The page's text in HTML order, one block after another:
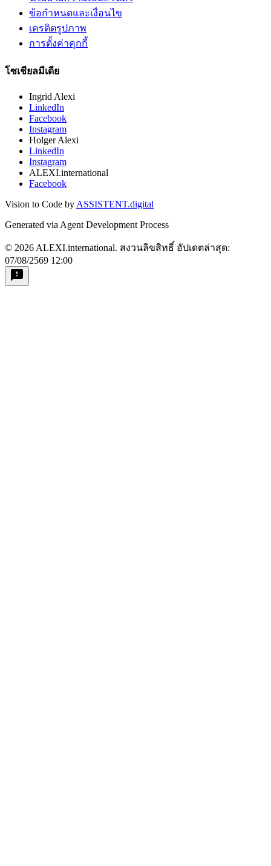
ข้อกำหนดและเงื่อนไข
เครดิตรูปภาพ
การตั้งค่าคุกกี้
โซเชียลมีเดีย
Ingrid Alexi
LinkedIn
Facebook
Instagram
Holger Alexi
LinkedIn
Instagram
ALEXI.international
Facebook
Vision to Code by ASSISTENT.digital
Generated via Agent Development Process
© 2026 ALEXI.international. สงวนลิขสิทธิ์ อัปเดตล่าสุด:
07/08/2569 12:00
feedback